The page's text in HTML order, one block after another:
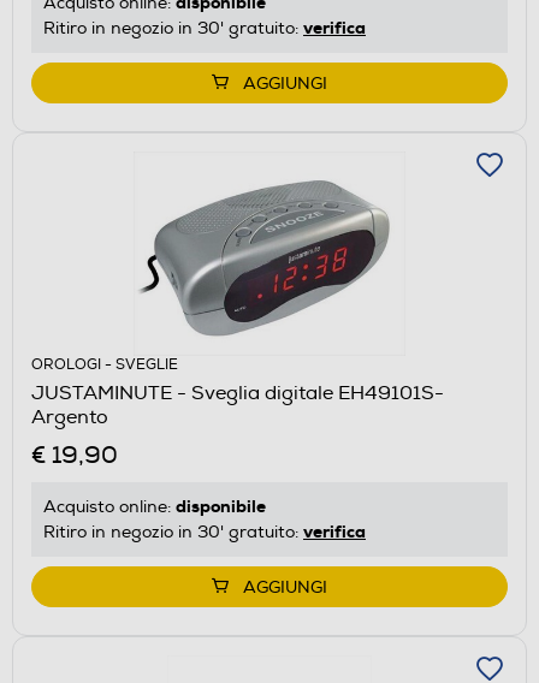
Ritiro in negozio in 30' gratuito: verifica
AGGIUNGI
OROLOGI - SVEGLIE
JUSTAMINUTE - Sveglia digitale EH49101S-
Argento
€ 19,90
Acquisto online: disponibile
Ritiro in negozio in 30' gratuito: verifica
AGGIUNGI